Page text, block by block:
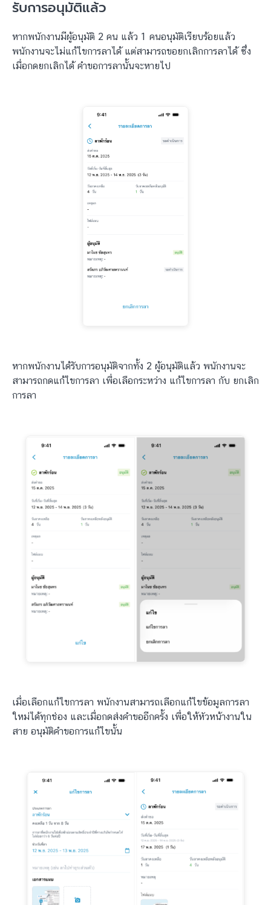
รับการอนุมัติแล้ว
หากพนักงานมีผู้อนุมัติ 2 คน แล้ว 1 คนอนุมัติเรียบร้อยแล้ว
พนักงานจะไม่แก้ไขการลาได้ แต่สามารถขอยกเลิกการลาได้ ซึ่ง
เมื่อกดยกเลิกได้ คำขอการลานั้นจะหายไป
หากพนักงานได้รับการอนุมัติจากทั้ง 2 ผู้อนุมัติแล้ว พนักงานจะ
สามารถกดแก้ไขการลา เพื่อเลือกระหว่าง แก้ไขการลา กับ ยกเลิก
การลา
เมื่อเลือกแก้ไขการลา พนักงานสามารถเลือกแก้ไขข้อมูลการลา
ใหม่ได้ทุกช่อง และเมื่อกดส่งคำขออีกครั้ง เพื่อให้หัวหน้างานใน
สาย อนุมัติคำขอการแก้ไขนั้น